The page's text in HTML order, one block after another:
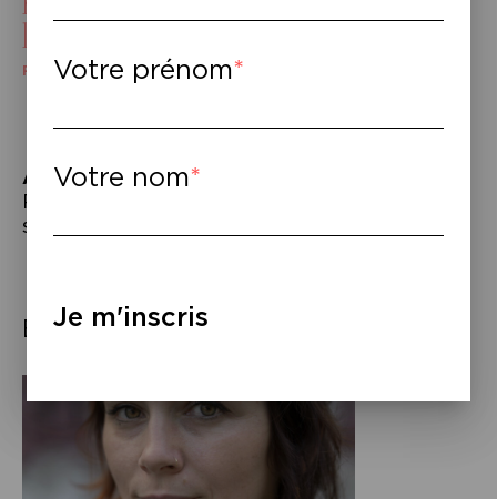
l’on s’en fait. »
Phœbe Hadjimarkos Clarke, Aliène.
À lire–
Phoebe Hadjimarkos Clarke,
sous-sol, 2024.
Éléments associés
Votre prénom
Votre nom
Je m'inscris